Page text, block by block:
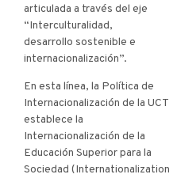
articulada a través del eje
“Interculturalidad,
desarrollo sostenible e
internacionalización”.
En esta línea, la Política de
Internacionalización de la UCT
establece la
Internacionalización de la
Educación Superior para la
Sociedad (Internationalization